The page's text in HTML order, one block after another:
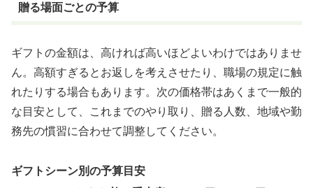
贈る場面ごとの予算
ギフトの金額は、高ければ高いほどよいわけではありませ
ん。高額すぎるとお返しを考えさせたり、職場の規定に触
れたりする場合もあります。次の価格帯はあくまで一般的
な目安として、これまでのやり取り、贈る人数、地域や勤
務先の慣習に合わせて調整してください。
ギフトシーン別の予算目安